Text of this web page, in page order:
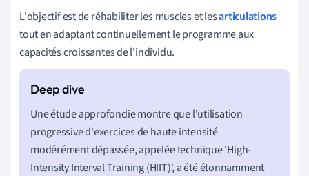
L'objectif est de réhabiliter les muscles et lesarticulations
tout en adaptant continuellement le programme aux
capacités croissantes de l'individu.
Une étude approfondie montre que l'utilisation
progressive d'exercices de haute intensité
modérément dépassée, appelée technique 'High-
Intensity Interval Training (HIIT)', a été étonnamment